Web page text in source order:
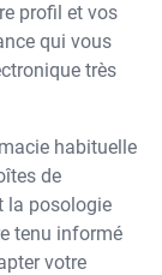
profil et vos
qui vous
très
habituelle
de
la posologie
tenu informé
votre